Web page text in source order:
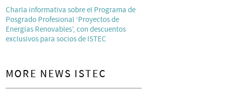
Charla informativa sobre el Programa de
Posgrado Profesional ‘Proyectos de
Energías Renovables’, con descuentos
exclusivos para socios de ISTEC
MORE NEWS ISTEC